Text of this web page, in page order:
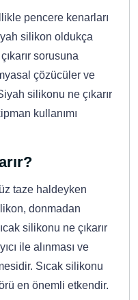
pencere kenarları
silikon oldukça
sorusuna
çözücüler ve
silikonu ne çıkarır
kullanımı
taze haldeyken
donmadan
silikonu ne çıkarır
ile alınması ve
Sıcak silikonu
en önemli etkendir.